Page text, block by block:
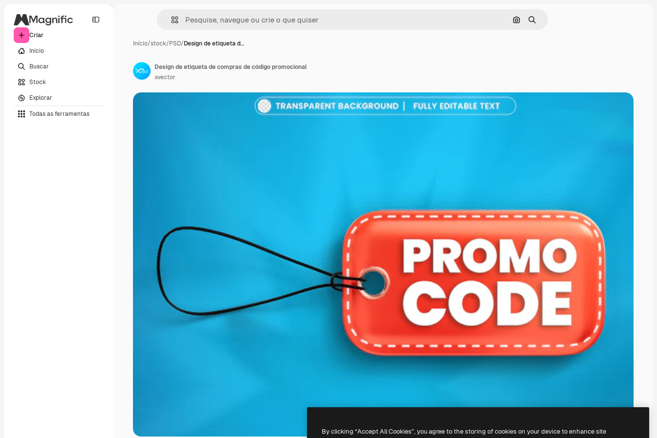
Criar
Início
Buscar
Stock
Explorar
Todas as ferramentas
Pesquisar por imagem
Buscar
Início/stock/PSD/Design de etiqueta d…
Design de etiqueta de compras de código promocional
xvector
By clicking “Accept All Cookies”, you agree to the storing of cookies on your device to enhance site